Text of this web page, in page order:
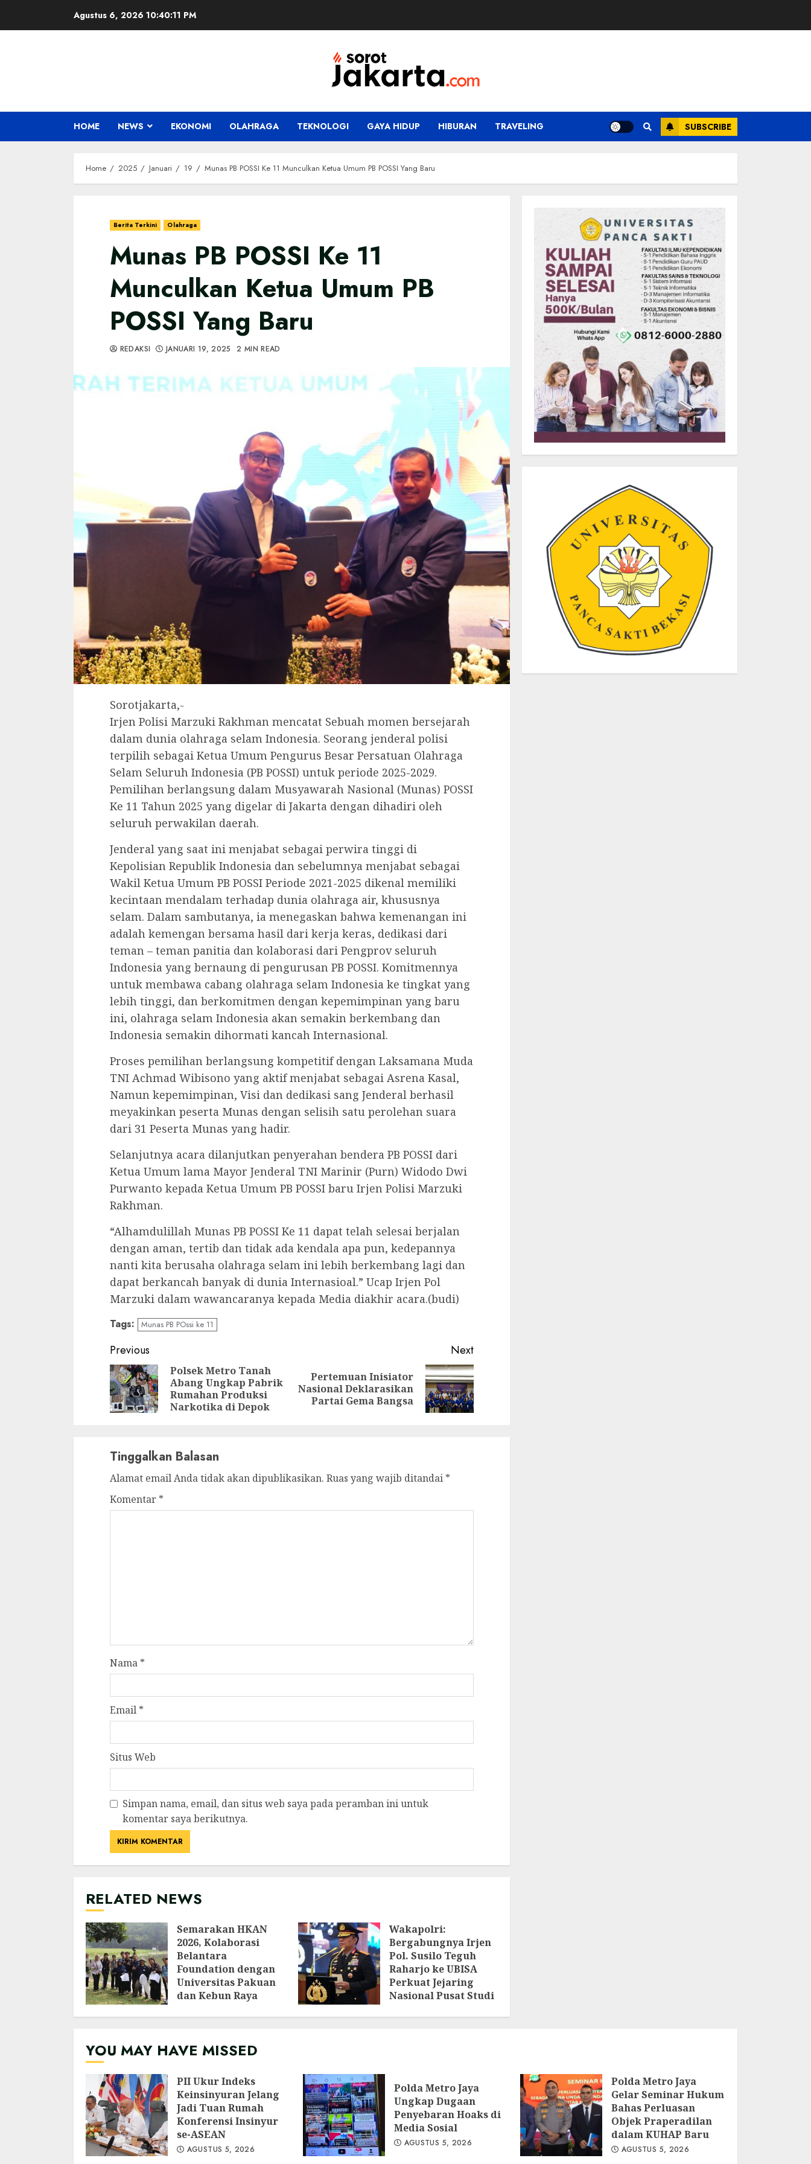
Agustus 6, 2026 10:40:12 PM
HOME NEWS EKONOMI OLAHRAGA TEKNOLOGI GAYA HIDUP HIBURAN TRAVELING SUBSCRIBE
Home 2025 Januari 19 Munas PB POSSI Ke 11 Munculkan Ketua Umum PB POSSI Yang Baru
Berita Terkini Olahraga
Munas PB POSSI Ke 11
Munculkan Ketua Umum PB
POSSI Yang Baru
REDAKSI JANUARI 19, 2025 2 MIN READ
Sorotjakarta,-
Irjen Polisi Marzuki Rakhman mencatat Sebuah momen bersejarah
dalam dunia olahraga selam Indonesia. Seorang jenderal polisi
terpilih sebagai Ketua Umum Pengurus Besar Persatuan Olahraga
Selam Seluruh Indonesia (PB POSSI) untuk periode 2025-2029.
Pemilihan berlangsung dalam Musyawarah Nasional (Munas) POSSI
Ke 11 Tahun 2025 yang digelar di Jakarta dengan dihadiri oleh
seluruh perwakilan daerah.
Jenderal yang saat ini menjabat sebagai perwira tinggi di
Kepolisian Republik Indonesia dan sebelumnya menjabat sebagai
Wakil Ketua Umum PB POSSI Periode 2021-2025 dikenal memiliki
kecintaan mendalam terhadap dunia olahraga air, khususnya
selam. Dalam sambutanya, ia menegaskan bahwa kemenangan ini
adalah kemengan bersama hasil dari kerja keras, dedikasi dari
teman – teman panitia dan kolaborasi dari Pengprov seluruh
Indonesia yang bernaung di pengurusan PB POSSI. Komitmennya
untuk membawa cabang olahraga selam Indonesia ke tingkat yang
lebih tinggi, dan berkomitmen dengan kepemimpinan yang baru
ini, olahraga selam Indonesia akan semakin berkembang dan
Indonesia semakin dihormati kancah Internasional.
Proses pemilihan berlangsung kompetitif dengan Laksamana Muda
TNI Achmad Wibisono yang aktif menjabat sebagai Asrena Kasal,
Namun kepemimpinan, Visi dan dedikasi sang Jenderal berhasil
meyakinkan peserta Munas dengan selisih satu perolehan suara
dari 31 Peserta Munas yang hadir.
Selanjutnya acara dilanjutkan penyerahan bendera PB POSSI dari
Ketua Umum lama Mayor Jenderal TNI Marinir (Purn) Widodo Dwi
Purwanto kepada Ketua Umum PB POSSI baru Irjen Polisi Marzuki
Rakhman.
“Alhamdulillah Munas PB POSSI Ke 11 dapat telah selesai berjalan
dengan aman, tertib dan tidak ada kendala apa pun, kedepannya
nanti kita berusaha olahraga selam ini lebih berkembang lagi dan
dapat berkancah banyak di dunia Internasioal.” Ucap Irjen Pol
Marzuki dalam wawancaranya kepada Media diakhir acara.(budi)
Tags: Munas PB POssi ke 11
Continue
Reading
Previous
Previous
post:
Polsek Metro Tanah
Abang Ungkap Pabrik
Rumahan Produksi
Narkotika di Depok
Next
Next
post:
Pertemuan Inisiator
Nasional Deklarasikan
Partai Gema Bangsa
Tinggalkan Balasan
Alamat email Anda tidak akan dipublikasikan. Ruas yang wajib ditandai *
Komentar *
Nama *
Email *
Situs Web
Simpan nama, email, dan situs web saya pada peramban ini untuk
komentar saya berikutnya.
RELATED NEWS
Semarakan HKAN
2026, Kolaborasi
Belantara
Foundation dengan
Universitas Pakuan
dan Kebun Raya
Pendataan Fauna-
Bogor
AGUSTUS 3, 2026
Wakapolri:
Bergabungnya Irjen
Pol. Susilo Teguh
Raharjo ke UBISA
Perkuat Jejaring
Nasional Pusat Studi
YOU MAY HAVE MISSED
PII Ukur Indeks
Keinsinyuran Jelang
Jadi Tuan Rumah
Konferensi Insinyur
se-ASEAN
AGUSTUS 5, 2026
Polda Metro Jaya
Ungkap Dugaan
Penyebaran Hoaks di
Media Sosial
AGUSTUS 5, 2026
Polda Metro Jaya
Gelar Seminar Hukum
Bahas Perluasan
Objek Praperadilan
dalam KUHAP Baru
AGUSTUS 5, 2026